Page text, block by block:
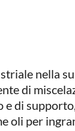
nella
di
e di
oli per